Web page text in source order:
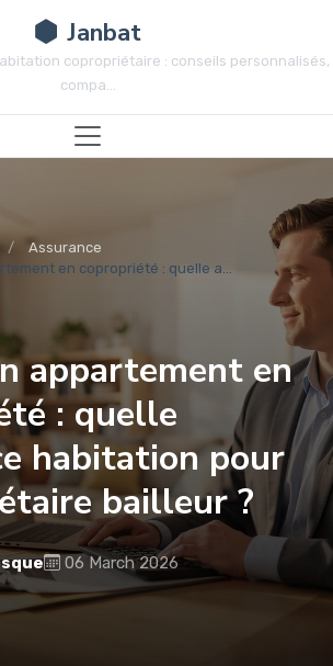
Janbat
copropriétaire : conseils personnalisés,
compa...
Assurance
en copropriété : quelle a...
appartement en
: quelle
habitation pour
bailleur ?
06 March 2026